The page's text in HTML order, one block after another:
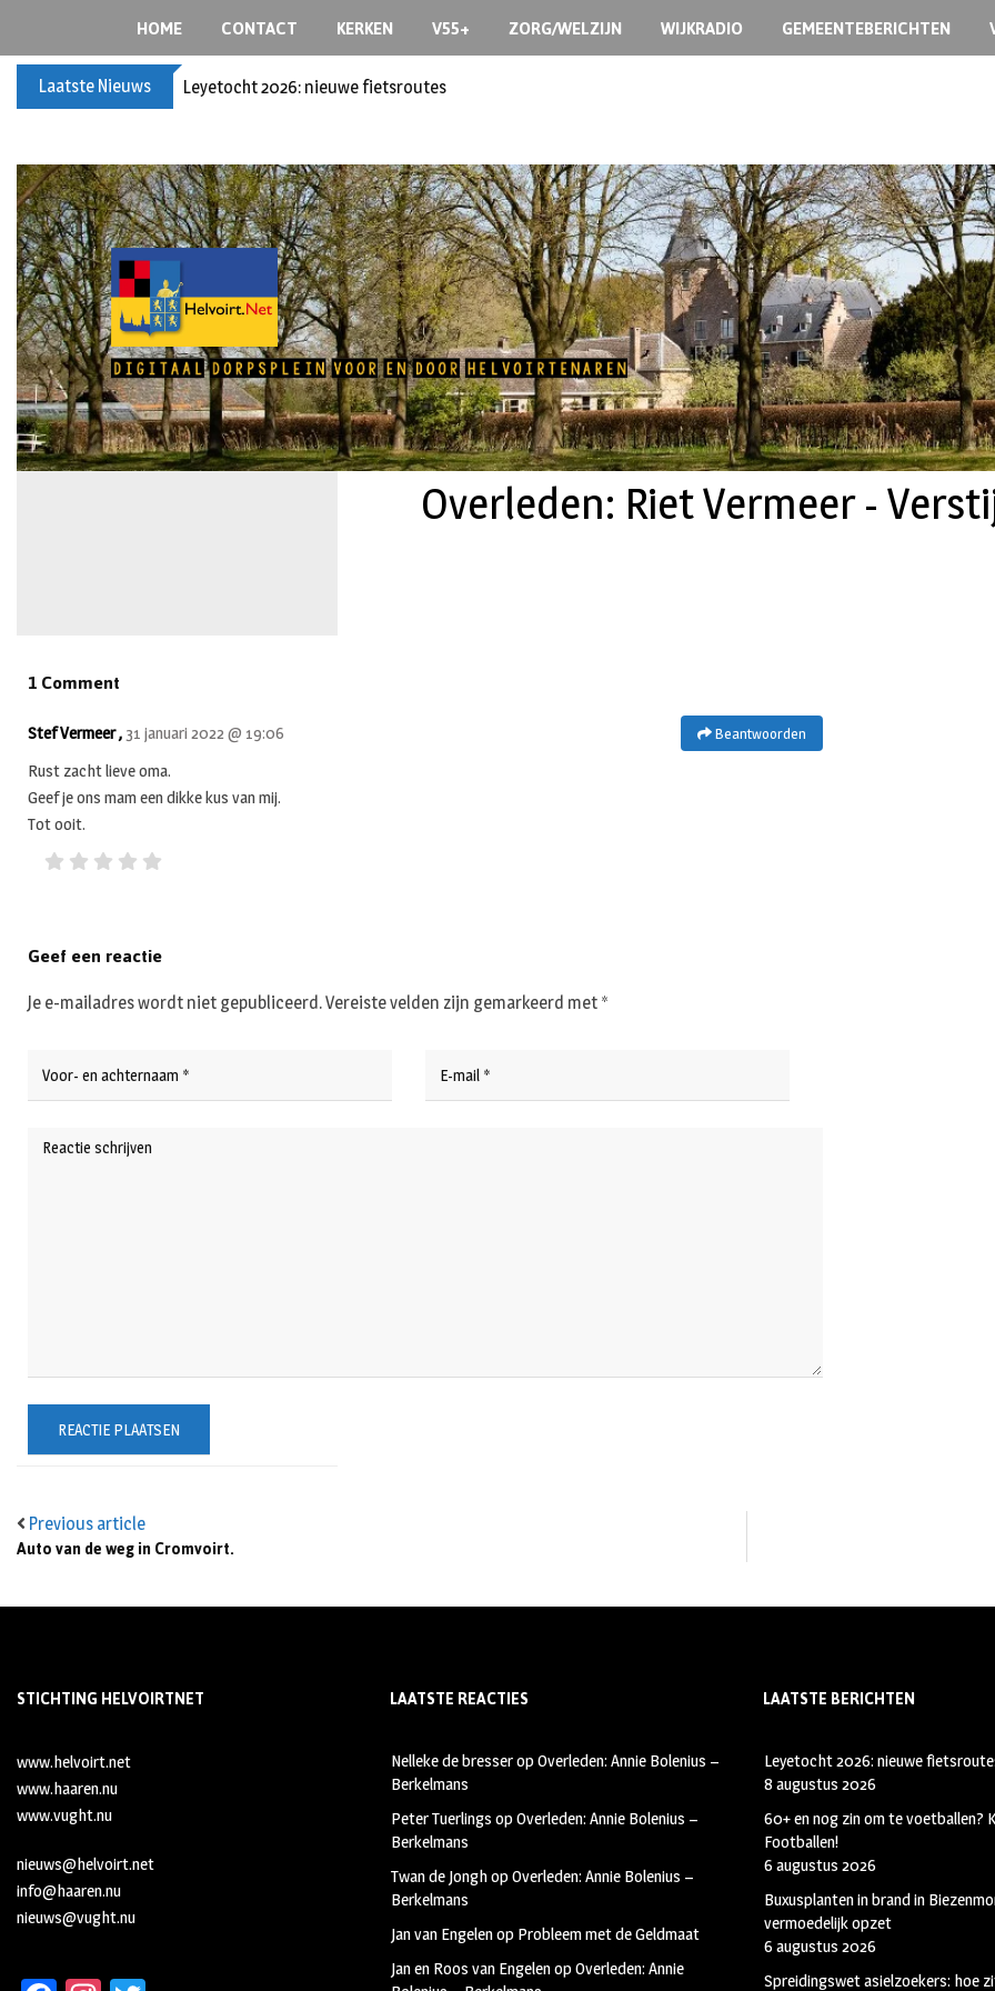
HOME CONTACT KERKEN V55+ ZORG/WELZIJN WIJKRADIO GEMEENTEBERICHTEN
Laatste Nieuws Leyetocht 2026: nieuwe fietsroutes
Overleden: Riet Vermeer -
Previous article
Auto van de weg in Cromvoirt.
1 Comment
Beantwoorden
Stef Vermeer , 31 januari 2022 @ 19:06
Rust zacht lieve oma.
Geef je ons mam een dikke kus van mij.
Tot ooit.
Geef een reactie
Je e-mailadres wordt niet gepubliceerd.Vereiste velden zijn gemarkeerd met *
STICHTING HELVOIRTNET
www.helvoirt.net
www.haaren.nu
www.vught.nu
nieuws@helvoirt.net
info@haaren.nu
nieuws@vught.nu
LAATSTE REACTIES
Nelleke de bresseropOverleden: Annie Bolenius –
Berkelmans
Peter Tuerlings opOverleden: Annie Bolenius –
Berkelmans
Twan de JonghopOverleden: Annie Bolenius –
Berkelmans
Jan van Engelenop Probleem met de Geldmaat
Jan en Roos van EngelenopOverleden: Annie
LAATSTE BERICHTEN
Leyetocht 2026: nieuwe
8 augustus 2026
60+ en nog zin om te voetballen?
Footballen!
6 augustus 2026
Buxusplanten in brand in
vermoedelijk opzet
6 augustus 2026
Spreidingswet asielzoekers: hoe